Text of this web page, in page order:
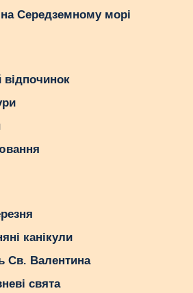
Середземному морі
канікули
Св. Валентина
свята